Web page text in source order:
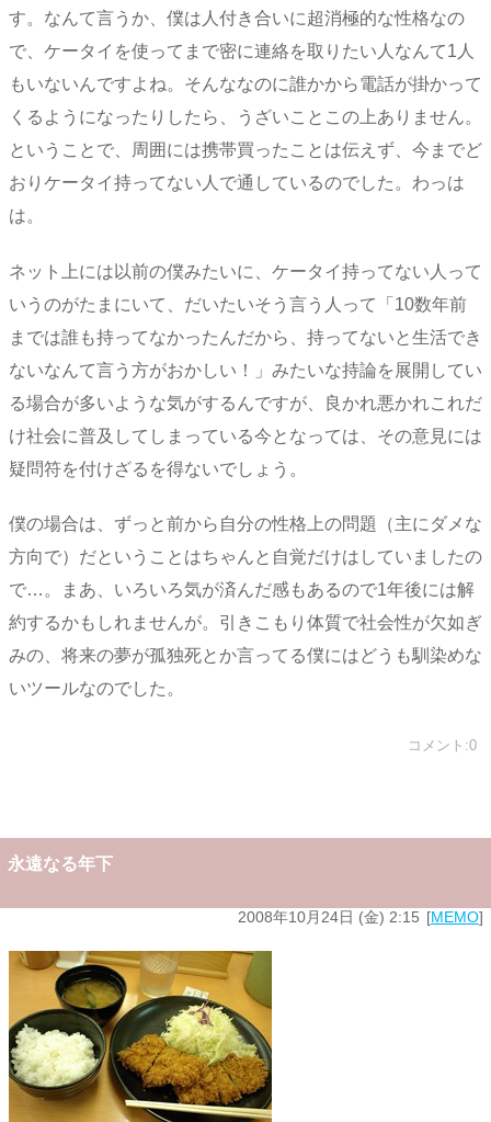
す。なんて言うか、僕は人付き合いに超消極的な性格なの
で、ケータイを使ってまで密に連絡を取りたい人なんて1人
もいないんですよね。そんななのに誰かから電話が掛かって
くるようになったりしたら、うざいことこの上ありません。
ということで、周囲には携帯買ったことは伝えず、今までど
おりケータイ持ってない人で通しているのでした。わっは
は。
ネット上には以前の僕みたいに、ケータイ持ってない人って
いうのがたまにいて、だいたいそう言う人って「10数年前
までは誰も持ってなかったんだから、持ってないと生活でき
ないなんて言う方がおかしい！」みたいな持論を展開してい
る場合が多いような気がするんですが、良かれ悪かれこれだ
け社会に普及してしまっている今となっては、その意見には
疑問符を付けざるを得ないでしょう。
僕の場合は、ずっと前から自分の性格上の問題（主にダメな
方向で）だということはちゃんと自覚だけはしていましたの
で…。まあ、いろいろ気が済んだ感もあるので1年後には解
約するかもしれませんが。引きこもり体質で社会性が欠如ぎ
みの、将来の夢が孤独死とか言ってる僕にはどうも馴染めな
いツールなのでした。
コメント:0
永遠なる年下
2008年10月24日 (金) 2:15 MEMO